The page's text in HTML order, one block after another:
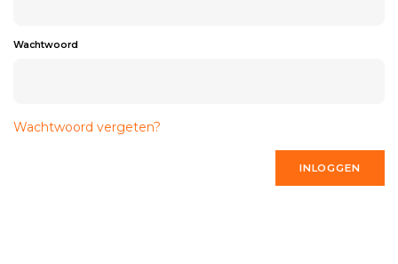
Wachtwoord
Wachtwoord vergeten?
INLOGGEN